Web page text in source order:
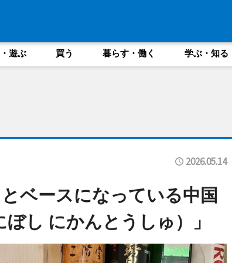
遊ぶ 買う 暮らす・働く 学ぶ・知る
2026.05.14
ベースになっている中国
し にかんとうしゅ）」